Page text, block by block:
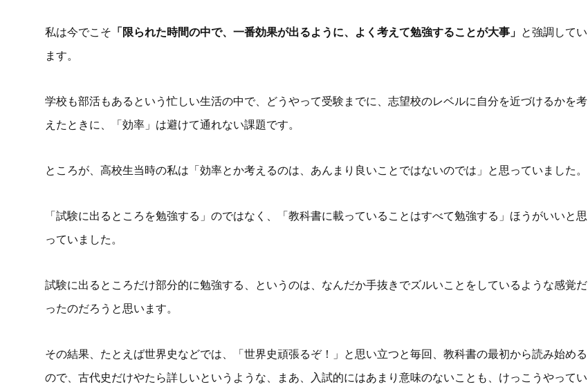
私は今でこそ 「限られた時間の中で、一番効果が出るように、よく考えて勉強することが大事」 と強調してい
ます。
学校も部活もあるという忙しい生活の中で、どうやって受験までに、志望校のレベルに自分を近づけるかを考
えたときに、「効率」は避けて通れない課題です。
ところが、高校生当時の私は「効率とか考えるのは、あんまり良いことではないのでは」と思っていました。
「試験に出るところを勉強する」のではなく、「教科書に載っていることはすべて勉強する」ほうがいいと思
っていました。
試験に出るところだけ部分的に勉強する、というのは、なんだか手抜きでズルいことをしているような感覚だ
ったのだろうと思います。
その結果、たとえば世界史などでは、「世界史頑張るぞ！」と思い立つと毎回、教科書の最初から読み始める
ので、古代史だけやたら詳しいというような、まあ、入試的にはあまり意味のないことも、けっこうやってい